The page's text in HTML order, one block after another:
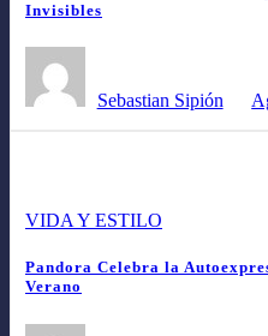
Invisibles
Sebastian Sipión
VIDA Y ESTILO
Pandora Celebra la
Verano